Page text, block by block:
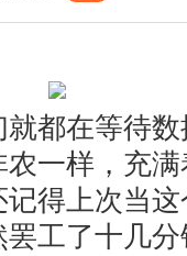
都在等待
一样，充
得上次当
工了十几